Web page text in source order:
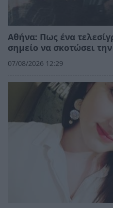
Αθήνα: Πως ένα
σημείο να σκοτώσει
07/08/2026 12:29